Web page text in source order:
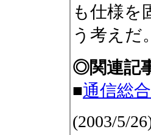
も仕様を
う考えだ。
◎関連記
■通信総
(2003/5/